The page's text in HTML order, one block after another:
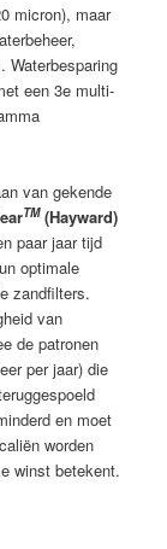
micron), maar
Waterbesparing
een 3e multi-
van gekende
TM(Hayward)
paar jaar tijd
optimale
zandfilters.
van
de patronen
per jaar) die
en moet
worden
winst betekent.